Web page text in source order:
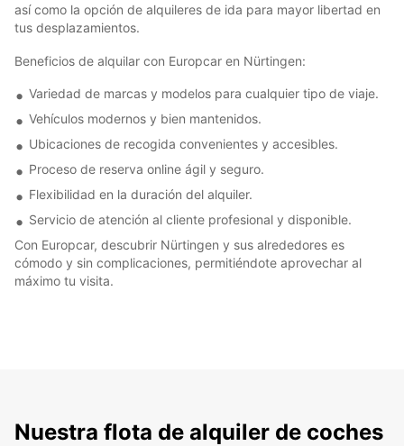
así como la opción de alquileres de ida para mayor libertad en
tus desplazamientos.
Beneficios de alquilar con Europcar en Nürtingen:
Variedad de marcas y modelos para cualquier tipo de viaje.
Vehículos modernos y bien mantenidos.
Ubicaciones de recogida convenientes y accesibles.
Proceso de reserva online ágil y seguro.
Flexibilidad en la duración del alquiler.
Servicio de atención al cliente profesional y disponible.
Con Europcar, descubrir Nürtingen y sus alrededores es
cómodo y sin complicaciones, permitiéndote aprovechar al
máximo tu visita.
Nuestra flota de alquiler de coches